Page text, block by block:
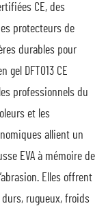
CE, des
protecteurs de
durables pour
DFT013 CE
professionnels du
et les
allient un
EVA à mémoire de
Elles offrent
rugueux, froids